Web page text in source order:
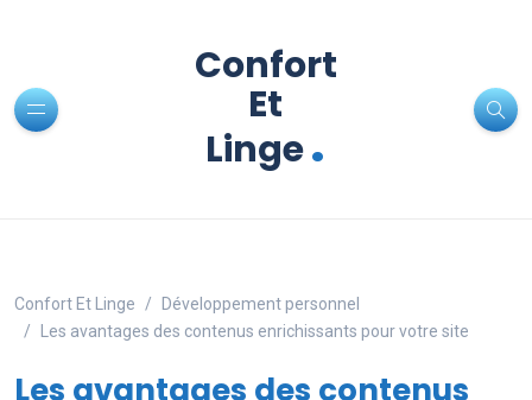
Confort
Et
Linge.
Confort Et Linge
Développement personnel
Les avantages des contenus enrichissants pour votre site
Les avantages des contenus